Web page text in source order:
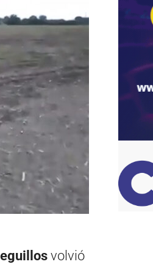
volvió